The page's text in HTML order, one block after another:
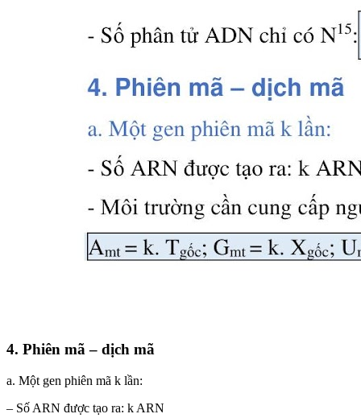
4. Phiên mã – dịch mã
a. Một gen phiên mã k lần:
– Số ARN được tạo ra: k ARN